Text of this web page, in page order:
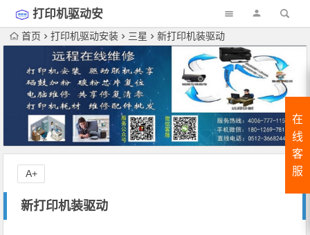
打印机驱动安
装首页 打印机驱动安装 三星 新打印机装驱动
新打印机装驱动
A+
在
线
客
服